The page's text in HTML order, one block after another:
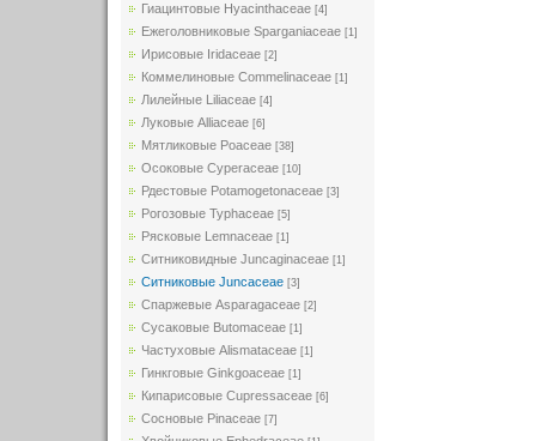
Гиацинтовые Hyacinthaceae [4]
Ежеголовниковые Sparganiaceae [1]
Ирисовые Iridaceae [2]
Коммелиновые Commelinaceae [1]
Лилейные Liliaceae [4]
Луковые Alliaceae [6]
Мятликовые Poaceae [38]
Осоковые Cyperaceae [10]
Рдестовые Potamogetonaceae [3]
Рогозовые Typhaceae [5]
Рясковые Lemnaceae [1]
Ситниковидные Juncaginaceae [1]
Ситниковые Juncaceae [3]
Спаржевые Asparagaceae [2]
Сусаковые Butomaceae [1]
Частуховые Alismataceae [1]
Гинкговые Ginkgoaceae [1]
Кипарисовые Cupressaceae [6]
Сосновые Pinaceae [7]